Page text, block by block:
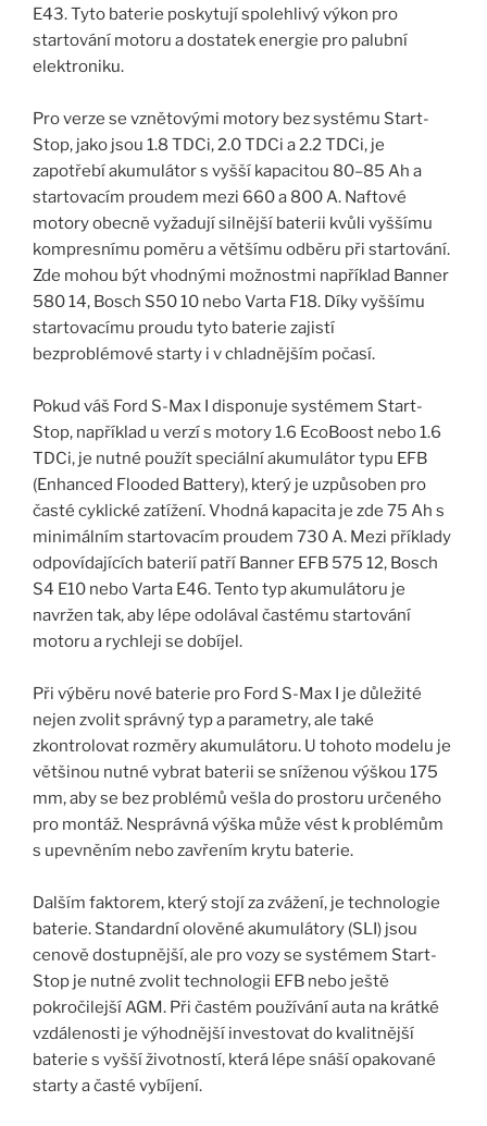
E43. Tyto baterie poskytují spolehlivý výkon pro
startování motoru a dostatek energie pro palubní
elektroniku.
Pro verze se vznětovými motory bez systému Start-
Stop, jako jsou 1.8 TDCi, 2.0 TDCi a 2.2 TDCi, je
zapotřebí akumulátor s vyšší kapacitou 80–85 Ah a
startovacím proudem mezi 660 a 800 A. Naftové
motory obecně vyžadují silnější baterii kvůli vyššímu
kompresnímu poměru a většímu odběru při startování.
Zde mohou být vhodnými možnostmi například Banner
580 14, Bosch S50 10 nebo Varta F18. Díky vyššímu
startovacímu proudu tyto baterie zajistí
bezproblémové starty i v chladnějším počasí.
Pokud váš Ford S-Max I disponuje systémem Start-
Stop, například u verzí s motory 1.6 EcoBoost nebo 1.6
TDCi, je nutné použít speciální akumulátor typu EFB
(Enhanced Flooded Battery), který je uzpůsoben pro
časté cyklické zatížení. Vhodná kapacita je zde 75 Ah s
minimálním startovacím proudem 730 A. Mezi příklady
odpovídajících baterií patří Banner EFB 575 12, Bosch
S4 E10 nebo Varta E46. Tento typ akumulátoru je
navržen tak, aby lépe odolával častému startování
motoru a rychleji se dobíjel.
Při výběru nové baterie pro Ford S-Max I je důležité
nejen zvolit správný typ a parametry, ale také
zkontrolovat rozměry akumulátoru. U tohoto modelu je
většinou nutné vybrat baterii se sníženou výškou 175
mm, aby se bez problémů vešla do prostoru určeného
pro montáž. Nesprávná výška může vést k problémům
s upevněním nebo zavřením krytu baterie.
Dalším faktorem, který stojí za zvážení, je technologie
baterie. Standardní olověné akumulátory (SLI) jsou
cenově dostupnější, ale pro vozy se systémem Start-
Stop je nutné zvolit technologii EFB nebo ještě
pokročilejší AGM. Při častém používání auta na krátké
vzdálenosti je výhodnější investovat do kvalitnější
baterie s vyšší životností, která lépe snáší opakované
starty a časté vybíjení.